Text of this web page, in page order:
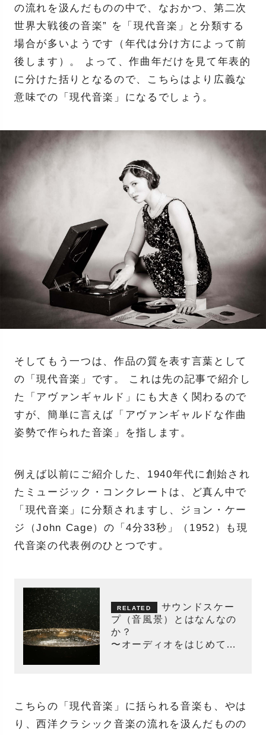
の流れを汲んだものの中で、なおかつ、第二次
世界大戦後の音楽” を「現代音楽」と分類する
場合が多いようです（年代は分け方によって前
後します）。 よって、作曲年だけを見て年表的
に分けた括りとなるので、こちらはより広義な
意味での「現代音楽」になるでしょう。
そしてもう一つは、作品の質を表す言葉として
の「現代音楽」です。 これは先の記事で紹介し
た「アヴァンギャルド」にも大きく関わるので
すが、簡単に言えば「アヴァンギャルドな作曲
姿勢で作られた音楽」を指します。
例えば以前にご紹介した、1940年代に創始され
たミュージック・コンクレートは、ど真ん中で
「現代音楽」に分類されますし、ジョン・ケー
ジ（John Cage）の「4分33秒」（1952）も現
代音楽の代表例のひとつです。
サウンドスケー
プ（音風景）とはなんなの
か？
〜オーディオをはじめてみ
こちらの「現代音楽」に括られる音楽も、やは
り、西洋クラシック音楽の流れを汲んだものの